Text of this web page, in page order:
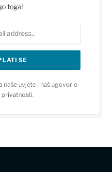
toga!
naše uvjete i naš ugovor o
privatnosti.